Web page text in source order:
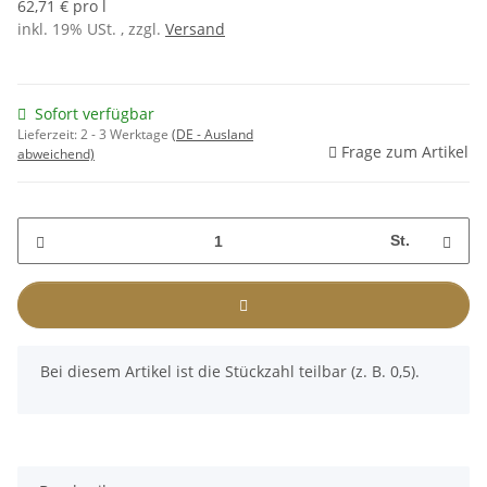
62,71 € pro l
inkl. 19% USt. , zzgl. Versand
Sofort verfügbar
Lieferzeit:2 - 3 Werktage (DE - Ausland
abweichend)
Frage zum Artikel
St.
x
Bei diesem Artikel ist die Stückzahl teilbar (z. B. 0,5).